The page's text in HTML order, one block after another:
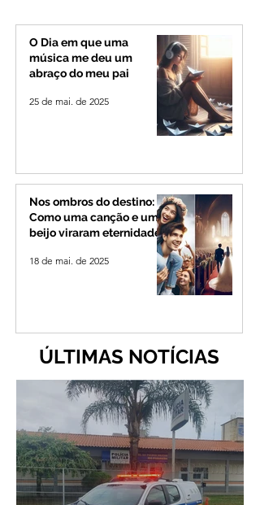
O Dia em que uma
música me deu um
abraço do meu pai
25 de mai. de 2025
Nos ombros do destino:
Como uma canção e um
beijo viraram eternidade
18 de mai. de 2025
ÚLTIMAS NOTÍCIAS